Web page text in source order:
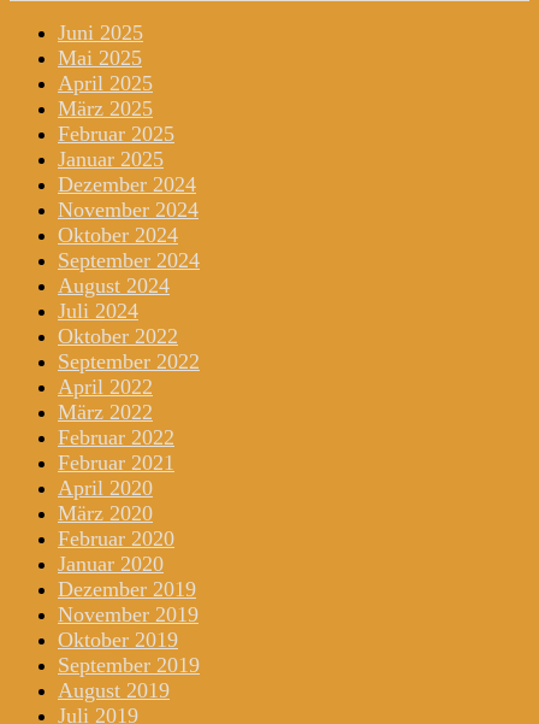
Juni 2025
Mai 2025
April 2025
März 2025
Februar 2025
Januar 2025
Dezember 2024
November 2024
Oktober 2024
September 2024
August 2024
Juli 2024
Oktober 2022
September 2022
April 2022
März 2022
Februar 2022
Februar 2021
April 2020
März 2020
Februar 2020
Januar 2020
Dezember 2019
November 2019
Oktober 2019
September 2019
August 2019
Juli 2019